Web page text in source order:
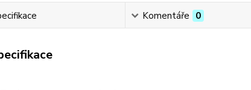
Komentáře 0